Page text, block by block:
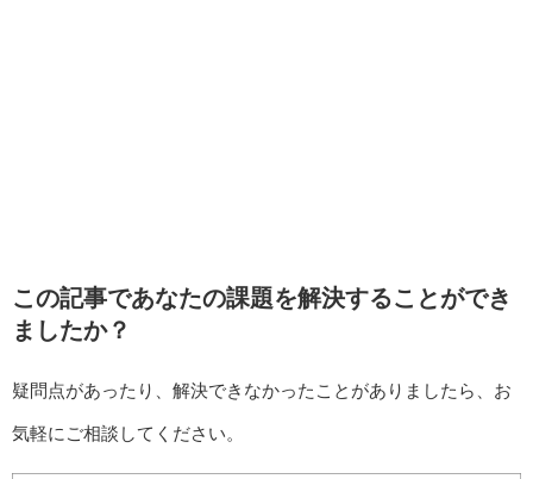
この記事であなたの課題を解決することができ
ましたか？
疑問点があったり、解決できなかったことがありましたら、お
気軽にご相談してください。